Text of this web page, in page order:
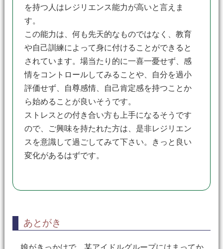
を持つ人はレジリエンス能力が高いと言えま
す。
この能力は、何も先天的なものではなく、教育
や自己訓練によって身に付けることができると
されています。場当たり的に一喜一憂せず、感
情をコントロールしてみることや、自分を過小
評価せず、自尊感情、自己肯定感を持つことか
ら始めることが良いそうです。
ストレスとの付き合い方も上手になるそうです
ので、ご興味を持たれた方は、是非レジリエン
スを意識して過ごしてみて下さい。きっと良い
変化があるはずです。
あとがき
娘がきっかけで、某アイドルグループにはまってか